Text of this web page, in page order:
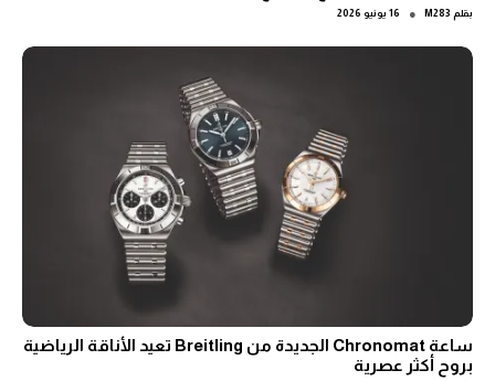
بقلم M283
● 16 يونيو 2026
ساعة Chronomat الجديدة من Breitling تعيد الأناقة الرياضية
بروح أكثر عصرية